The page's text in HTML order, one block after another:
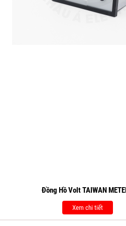
Đồng Hồ Volt TAIWAN
Xem chi tiết